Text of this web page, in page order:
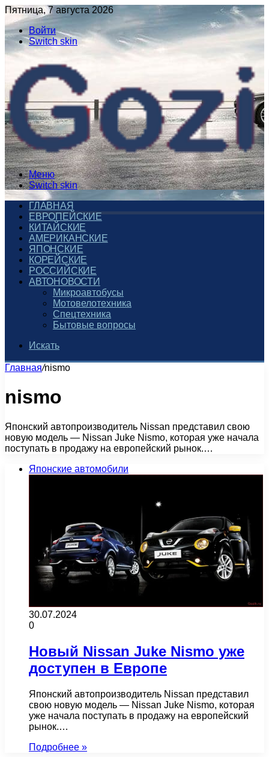
Пятница, 7 августа 2026
Войти
Switch skin
Меню
Switch skin
ГЛАВНАЯ
ЕВРОПЕЙСКИЕ
КИТАЙСКИЕ
АМЕРИКАНСКИЕ
ЯПОНСКИЕ
КОРЕЙСКИЕ
РОССИЙСКИЕ
АВТОНОВОСТИ
Микроавтобусы
Мотовелотехника
Спецтехника
Бытовые вопросы
Искать
Главная/nismo
nismo
Японский автопроизводитель Nissan представил свою
новую модель — Nissan Juke Nismo, которая уже начала
поступать в продажу на европейский рынок.…
Японские автомобили
30.07.2024
0
Новый Nissan Juke Nismo уже
доступен в Европе
Японский автопроизводитель Nissan представил
свою новую модель — Nissan Juke Nismo, которая
уже начала поступать в продажу на европейский
рынок.…
Подробнее »